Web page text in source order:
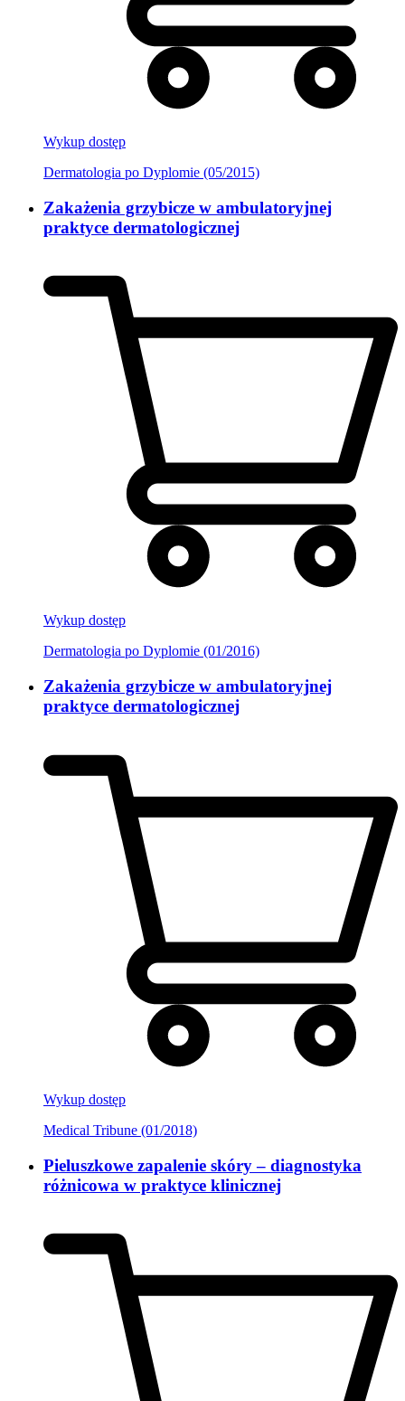
Wykup dostęp
Dermatologia po Dyplomie (05/2015)
Zakażenia grzybicze w ambulatoryjnej
praktyce dermatologicznej
Wykup dostęp
Dermatologia po Dyplomie (01/2016)
Zakażenia grzybicze w ambulatoryjnej
praktyce dermatologicznej
Wykup dostęp
Medical Tribune (01/2018)
Pieluszkowe zapalenie skóry – diagnostyka
różnicowa w praktyce klinicznej